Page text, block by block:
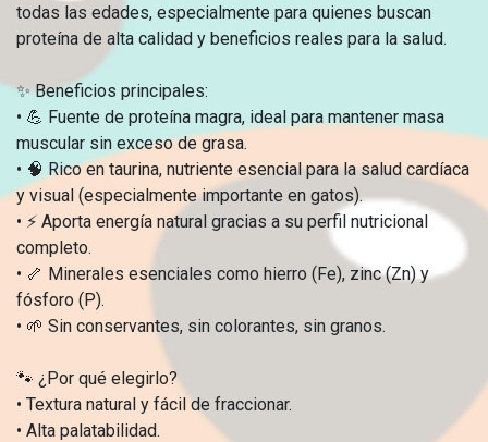
todas las edades, especialmente para quienes buscan
proteína de alta calidad y beneficios reales para la salud.
✨ Beneficios principales:
• 💪 Fuente de proteína magra, ideal para mantener masa
muscular sin exceso de grasa.
• 🧠 Rico en taurina, nutriente esencial para la salud cardíaca
y visual (especialmente importante en gatos).
• ⚡ Aporta energía natural gracias a su perfil nutricional
completo.
• 🦴 Minerales esenciales como hierro (Fe), zinc (Zn) y
fósforo (P).
• 🌱 Sin conservantes, sin colorantes, sin granos.
🐾 ¿Por qué elegirlo?
• Textura natural y fácil de fraccionar.
• Alta palatabilidad.